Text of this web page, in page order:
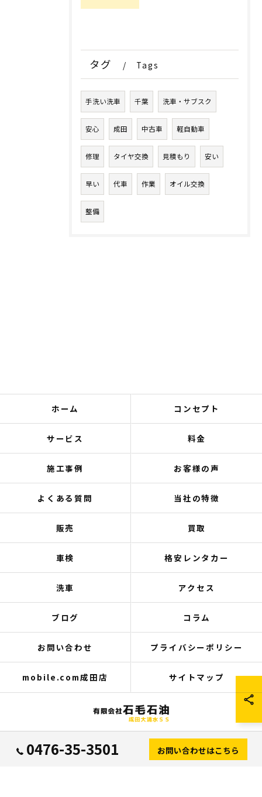
タグ Tags
手洗い洗車 千葉 洗車・サブスク
安心 成田 中古車 軽自動車
修理 タイヤ交換 見積もり 安い
早い 代車 作業 オイル交換
整備
0476-35-3501 お問い合わせはこちら
ホーム コンセプト
サービス 料金
施工事例 お客様の声
よくある質問 当社の特徴
販売 買取
車検 格安レンタカー
洗車 アクセス
ブログ コラム
お問い合わせ プライバシーポリシー
mobile.com成田店 サイトマップ
© 2026 千葉県成田の中古車は有限会社石毛石油 成田大清水SS ALL RIGHTS
RESERVED.